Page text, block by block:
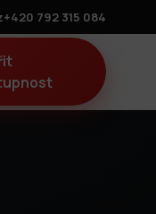
+420 792 315 084